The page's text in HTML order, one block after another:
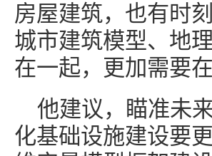
房屋建筑，也有时
城市建筑模型、地
在一起，更加需要
他建议，瞄准未
化基础设施建设要